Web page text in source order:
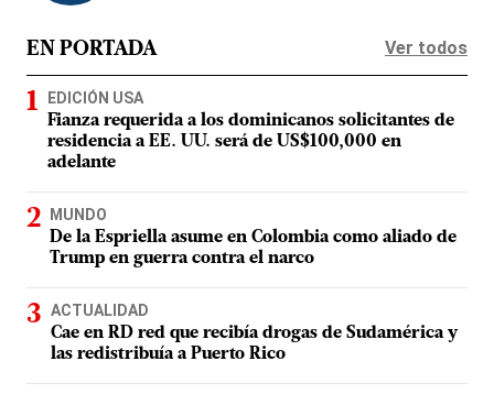
EN PORTADA Ver todos
EDICIÓN USA
Fianza requerida a los dominicanos solicitantes de
residencia a EE. UU. será de US$100,000 en
adelante
MUNDO
De la Espriella asume en Colombia como aliado de
Trump en guerra contra el narco
ACTUALIDAD
Cae en RD red que recibía drogas de Sudamérica y
las redistribuía a Puerto Rico